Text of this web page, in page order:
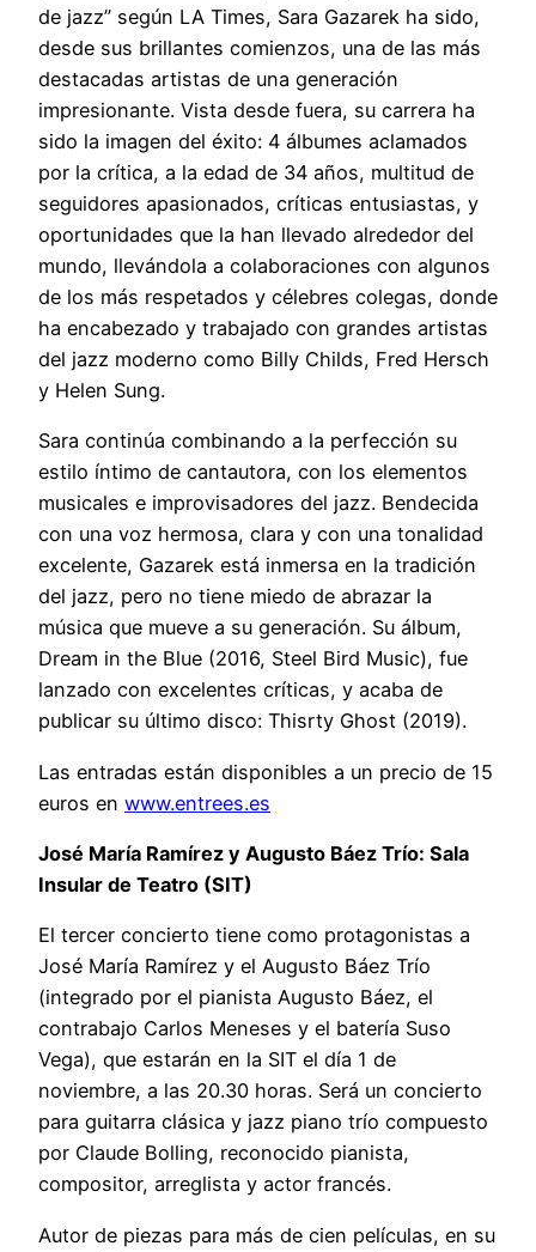
de jazz” según LA Times, Sara Gazarek ha sido,
desde sus brillantes comienzos, una de las más
destacadas artistas de una generación
impresionante. Vista desde fuera, su carrera ha
sido la imagen del éxito: 4 álbumes aclamados
por la crítica, a la edad de 34 años, multitud de
seguidores apasionados, críticas entusiastas, y
oportunidades que la han llevado alrededor del
mundo, llevándola a colaboraciones con algunos
de los más respetados y célebres colegas, donde
ha encabezado y trabajado con grandes artistas
del jazz moderno como Billy Childs, Fred Hersch
y Helen Sung.
Sara continúa combinando a la perfección su
estilo íntimo de cantautora, con los elementos
musicales e improvisadores del jazz. Bendecida
con una voz hermosa, clara y con una tonalidad
excelente, Gazarek está inmersa en la tradición
del jazz, pero no tiene miedo de abrazar la
música que mueve a su generación. Su álbum,
Dream in the Blue (2016, Steel Bird Music), fue
lanzado con excelentes críticas, y acaba de
publicar su último disco: Thisrty Ghost (2019).
Las entradas están disponibles a un precio de 15
euros en www.entrees.es
José María Ramírez y Augusto Báez Trío: Sala
Insular de Teatro (SIT)
El tercer concierto tiene como protagonistas a
José María Ramírez y el Augusto Báez Trío
(integrado por el pianista Augusto Báez, el
contrabajo Carlos Meneses y el batería Suso
Vega), que estarán en la SIT el día 1 de
noviembre, a las 20.30 horas. Será un concierto
para guitarra clásica y jazz piano trío compuesto
por Claude Bolling, reconocido pianista,
compositor, arreglista y actor francés.
Autor de piezas para más de cien películas, en su